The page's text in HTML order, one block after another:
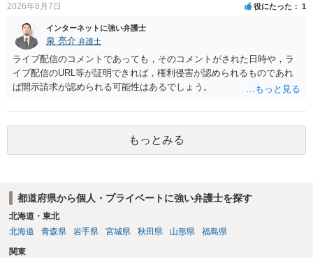
2026年8月7日 役にたった 1
インターネットに強い弁護士
泉 亮介 弁護士
ライブ配信のコメントであっても，そのコメントがされた日時や，ラ
イブ配信のURL等が証明できれば，権利侵害が認められるものであれ
ば開示請求が認められる可能性はあるでしょう。
もっとみる
都道府県から個人・プライベートに強い弁護士を探す
北海道・東北
北海道
青森県 岩手県 宮城県 秋田県 山形県 福島県
関東